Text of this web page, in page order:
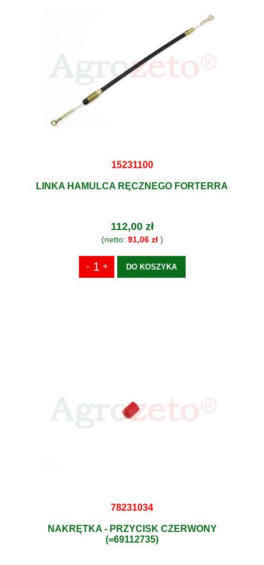
15231100
LINKA HAMULCA RĘCZNEGO FORTERRA
112,00 zł
(netto: 91,06 zł)
DO KOSZYKA
78231034
NAKRĘTKA - PRZYCISK CZERWONY
(=69112735)